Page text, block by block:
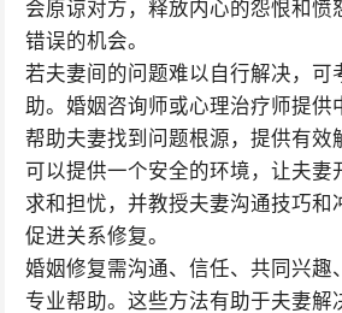
会原谅对方，释放内心的怨恨和愤
错误的机会。
若夫妻间的问题难以自行解决，可
助。婚姻咨询师或心理治疗师提供
帮助夫妻找到问题根源，提供有效
可以提供一个安全的环境，让夫妻
求和担忧，并教授夫妻沟通技巧和
促进关系修复。
婚姻修复需沟通、信任、共同兴趣
专业帮助。这些方法有助于夫妻解